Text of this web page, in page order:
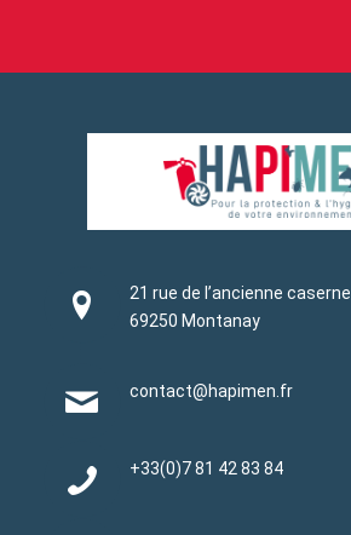
21 rue de l’ancienne caserne
69250 Montanay
contact@hapimen.fr
+33(0)7 81 42 83 84